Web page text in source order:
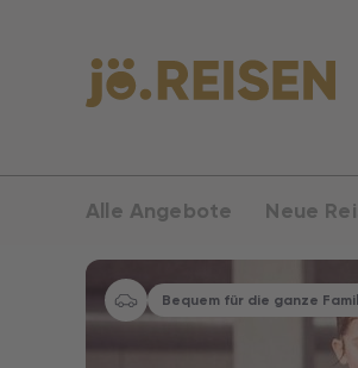
Alle Angebote Neue
Bequem für die ganze